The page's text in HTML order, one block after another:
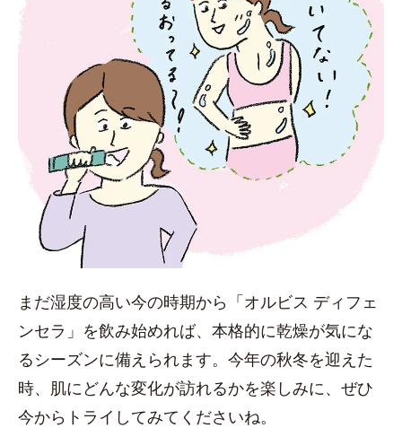
まだ湿度の高い今の時期から「オルビス ディフェ
ンセラ」を飲み始めれば、本格的に乾燥が気にな
るシーズンに備えられます。今年の秋冬を迎えた
時、肌にどんな変化が訪れるかを楽しみに、ぜひ
今からトライしてみてくださいね。